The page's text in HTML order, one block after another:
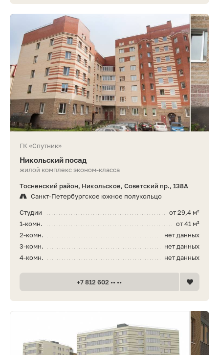
ГК «Спутник»
Никольский посад
жилой комплекс эконом-класса
Тосненский район, Никольское, Советский пр., 138А
Санкт-Петербургское южное полукольцо
от 29,4 м²
Студии
от 41 м²
1-комн.
нет данных
2-комн.
нет данных
3-комн.
нет данных
4-комн.
+7 812 602 •• ••